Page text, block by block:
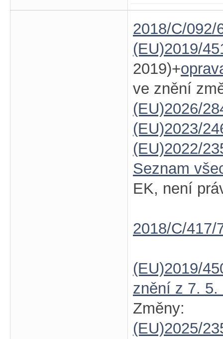
2018/C/092/
(EU)2019/
2019)+
ve znění
(EU)2026/
(EU)2023/
(EU)2022/
Seznam
EK, není
2018/C/417/
(EU)2019/
znění z 7. 5.
Změny:
(EU)2025/